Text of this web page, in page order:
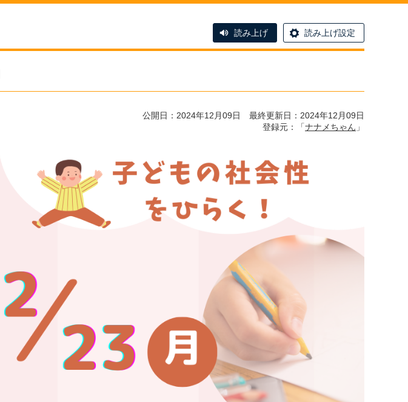
読み上げ 読み上げ設定
公開日：2024年12月09日 最終更新日：2024年12月09日
登録元：「ナナメちゃん 」